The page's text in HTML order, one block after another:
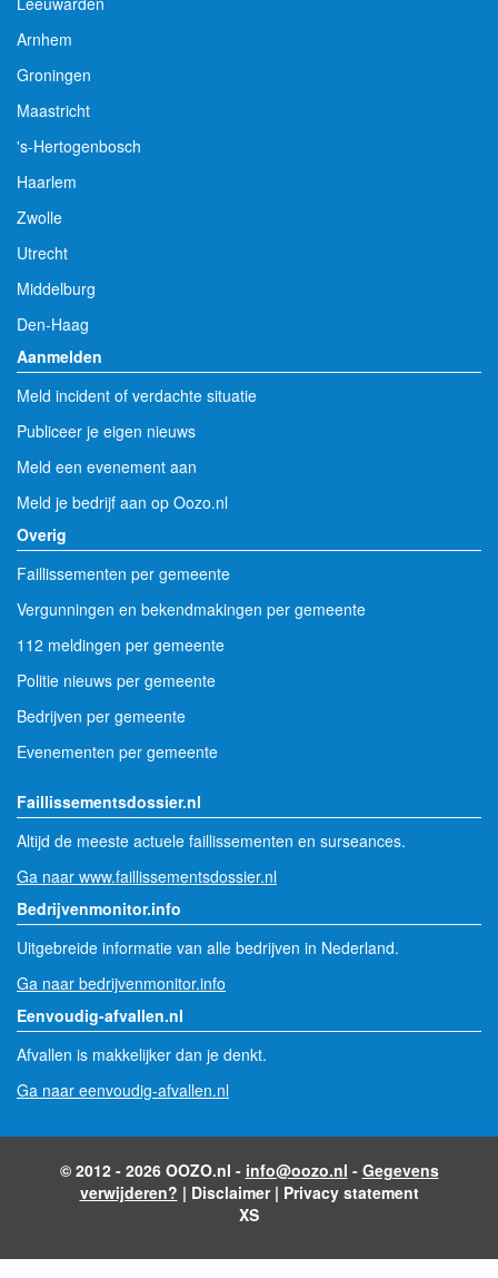
Arnhem
Groningen
Maastricht
's-Hertogenbosch
Haarlem
Zwolle
Utrecht
Middelburg
Den-Haag
Aanmelden
Meld incident of verdachte situatie
Publiceer je eigen nieuws
Meld een evenement aan
Meld je bedrijf aan op Oozo.nl
Overig
Faillissementen per gemeente
Vergunningen en bekendmakingen per gemeente
112 meldingen per gemeente
Politie nieuws per gemeente
Bedrijven per gemeente
Evenementen per gemeente
Faillissementsdossier.nl
Altijd de meeste actuele faillissementen en surseances.
Ga naar www.faillissementsdossier.nl
Bedrijvenmonitor.info
Uitgebreide informatie van alle bedrijven in Nederland.
Ga naar bedrijvenmonitor.info
Eenvoudig-afvallen.nl
Afvallen is makkelijker dan je denkt.
Ga naar eenvoudig-afvallen.nl
© 2012 - 2026 OOZO.nl - info@oozo.nl - Gegevens
verwijderen? | Disclaimer| Privacy statement
XS